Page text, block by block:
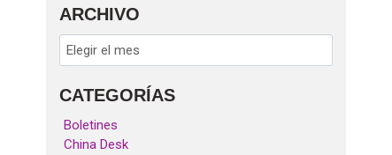
ARCHIVO
CATEGORÍAS
Boletines
China Desk